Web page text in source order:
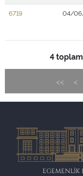
6719
04/
4
<< <
EGEMENLİK